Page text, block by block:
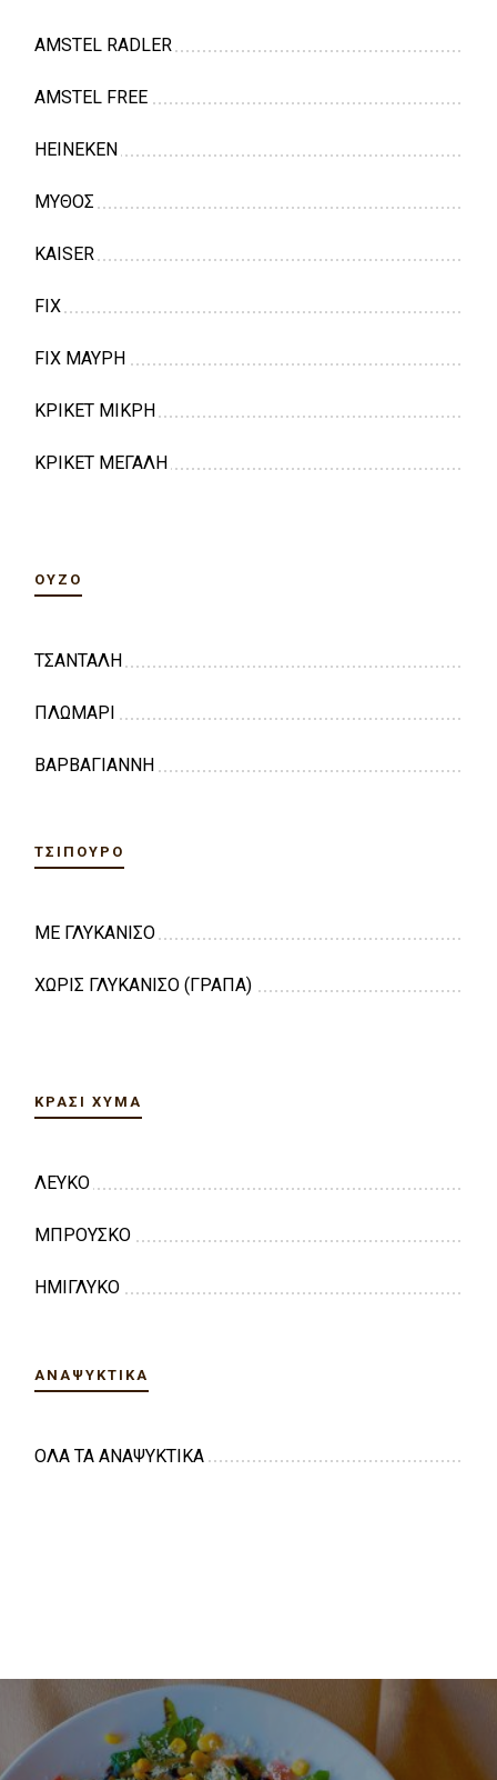
AMSTEL RADLER
AMSTEL FREE
HEINEKEN
ΜΥΘΟΣ
KAISER
FIX
FIX ΜΑΥΡΗ
ΚΡΙΚΕΤ ΜΙΚΡΗ
ΚΡΙΚΕΤ ΜΕΓΑΛΗ
ΟΎΖΟ
ΤΣΑΝΤΑΛΗ
ΠΛΩΜΑΡΙ
ΒΑΡΒΑΓΙΑΝΝΗ
ΤΣΊΠΟΥΡΟ
ΜΕ ΓΛΥΚΑΝΙΣΟ
ΧΩΡΙΣ ΓΛΥΚΑΝΙΣΟ (ΓΡΑΠΑ)
ΚΡΑΣΊ ΧΎΜΑ
ΛΕΥΚΟ
ΜΠΡΟΥΣΚΟ
ΗΜΙΓΛΥΚΟ
ΑΝΑΨΥΚΤΙΚΑ
ΟΛΑ ΤΑ ΑΝΑΨΥΚΤΙΚΑ